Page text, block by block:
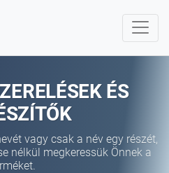
ÉS
vagy csak a név egy részét,
nélkül megkeressük Önnek a